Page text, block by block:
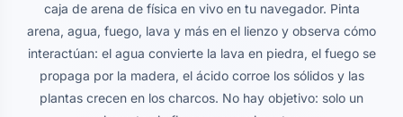
caja de arena de física en vivo en tu navegador. Pinta
arena, agua, fuego, lava y más en el lienzo y observa cómo
interactúan: el agua convierte la lava en piedra, el fuego se
propaga por la madera, el ácido corroe los sólidos y las
plantas crecen en los charcos. No hay objetivo: solo un